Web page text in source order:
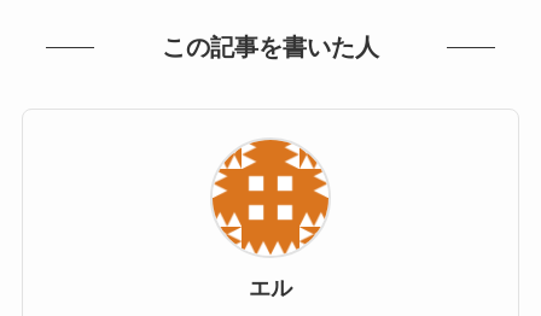
この記事を書いた人
エル